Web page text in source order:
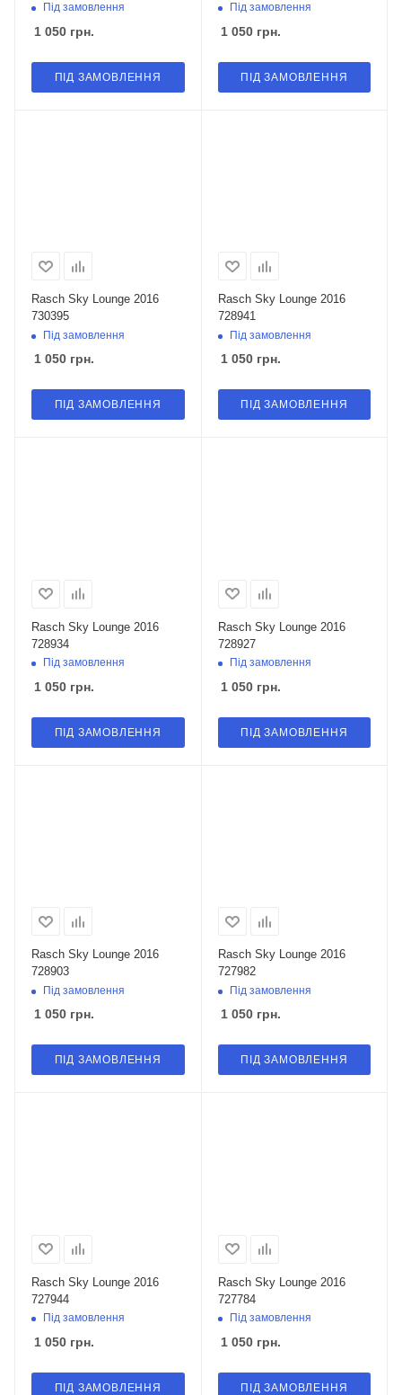
Під замовлення
1 050 грн.
ПІД ЗАМОВЛЕННЯ
Під замовлення
1 050грн.
ПІД ЗАМОВЛЕННЯ
Rasch Sky Lounge 2016
730395
Під замовлення
1 050 грн.
ПІД ЗАМОВЛЕННЯ
Rasch Sky Lounge 2016
728941
Під замовлення
1 050грн.
ПІД ЗАМОВЛЕННЯ
Rasch Sky Lounge 2016
728934
Під замовлення
1 050 грн.
ПІД ЗАМОВЛЕННЯ
Rasch Sky Lounge 2016
728927
Під замовлення
1 050грн.
ПІД ЗАМОВЛЕННЯ
Rasch Sky Lounge 2016
728903
Під замовлення
1 050 грн.
ПІД ЗАМОВЛЕННЯ
Rasch Sky Lounge 2016
727982
Під замовлення
1 050грн.
ПІД ЗАМОВЛЕННЯ
Rasch Sky Lounge 2016
727944
Під замовлення
1 050 грн.
ПІД ЗАМОВЛЕННЯ
Rasch Sky Lounge 2016
727784
Під замовлення
1 050грн.
ПІД ЗАМОВЛЕННЯ